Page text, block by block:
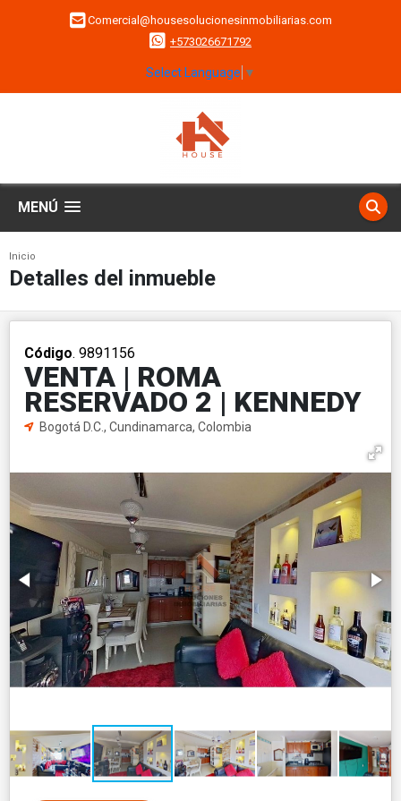
Comercial@housesolucionesinmobiliarias.com
+573026671792
Select Language ▼
MENÚ
Inicio
Detalles del inmueble
Código. 9891156
VENTA | ROMA
RESERVADO 2 | KENNEDY
Bogotá D.C., Cundinamarca, Colombia